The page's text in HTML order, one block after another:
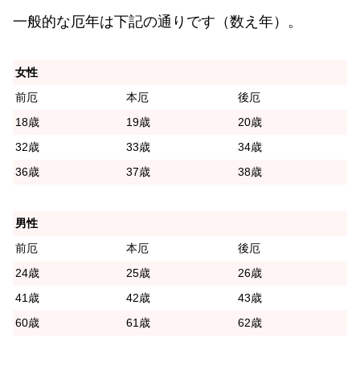
一般的な厄年は下記の通りです（数え年）。
女性
前厄
本厄
後厄
18歳
19歳
20歳
32歳
33歳
34歳
36歳
37歳 38歳
男性
前厄
本厄
後厄
24歳
25歳
26歳
41歳
42歳
43歳
60歳
61歳 62歳